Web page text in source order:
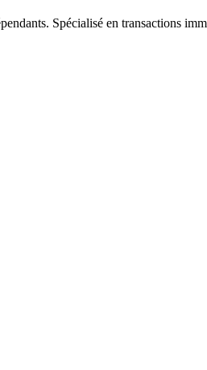
Spécialisé en transactions